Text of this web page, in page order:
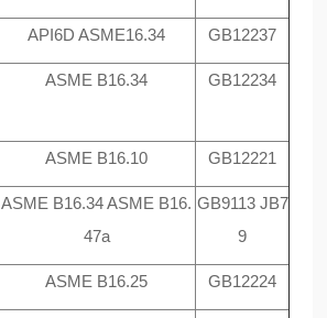
API6D ASME16.34 GB12237
ASME B16.34 GB12234
ASME B16.10 GB12221
ASME B16.34 ASME B16.
47a
GB9113 JB7
9
ASME B16.25 GB12224